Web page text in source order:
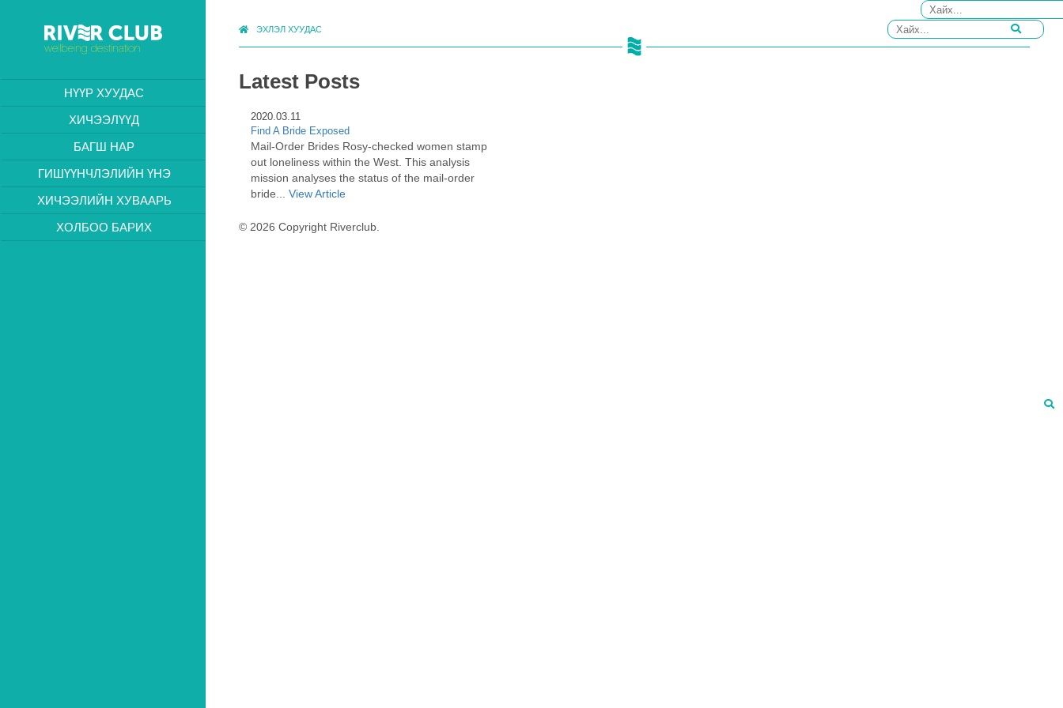
НҮҮР ХУУДАС
ХИЧЭЭЛҮҮД
БАГШ НАР
ГИШҮҮНЧЛЭЛИЙН ҮНЭ
ХИЧЭЭЛИЙН ХУВААРЬ
ХОЛБОО БАРИХ
ЭХЛЭЛ ХУУДАС
Latest Posts
2020.03.11
Find A Bride Exposed
Mail-Order Brides Rosy-checked women stamp
out loneliness within the West. This analysis
mission analyses the status of the mail-order
bride... View Article
© 2026 Copyright Riverclub.